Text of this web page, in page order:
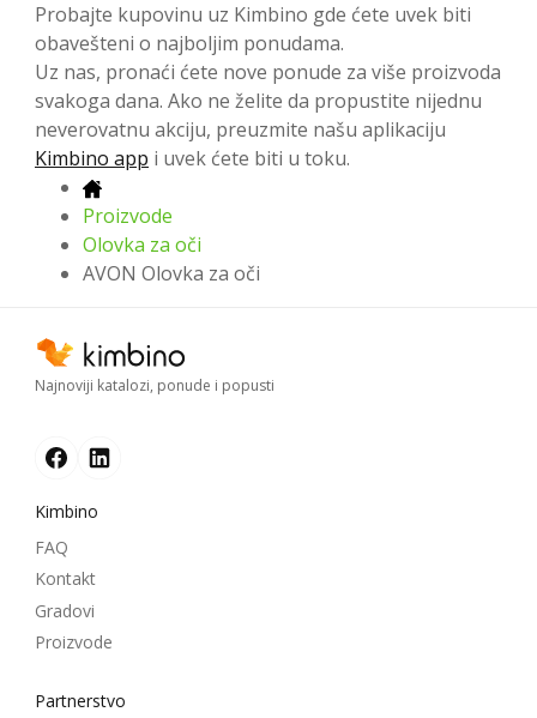
Probajte kupovinu uz Kimbino gde ćete uvek biti
obavešteni o najboljim ponudama.
Uz nas, pronaći ćete nove ponude za više proizvoda
svakoga dana. Ako ne želite da propustite nijednu
neverovatnu akciju, preuzmite našu aplikaciju
Kimbino app i uvek ćete biti u toku.
Proizvode
Olovka za oči
AVON Olovka za oči
Najnoviji katalozi, ponude i popusti
Kimbino
FAQ
Kontakt
Gradovi
Proizvode
Partnerstvo